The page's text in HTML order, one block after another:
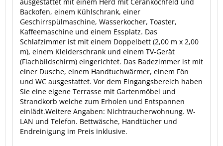
Backofen, einem Kühlschrank, einer
Geschirrspülmaschine, Wasserkocher, Toaster,
Kaffeemaschine und einem Essplatz. Das
Schlafzimmer ist mit einem Doppelbett (2,00 m x 2,00
m), einem Kleiderschrank und einem TV-Gerät
(Flachbildschirm) eingerichtet. Das Badezimmer ist mit
einer Dusche, einem Handtuchwärmer, einem Fön
und WC ausgestattet. Vor dem Eingangsbereich haben
Sie eine eigene Terrasse mit Gartenmöbel und
Strandkorb welche zum Erholen und Entspannen
einlädt.Weitere Angaben: Nichtraucherwohnung. W-
LAN und Telefon. Bettwäsche, Handtücher und
Endreinigung im Preis inklusive.